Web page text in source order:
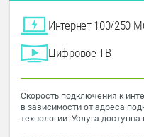
Интернет 100/250
Цифровое ТВ
Скорость подключения к
в зависимости от адреса
технологии. Услуга